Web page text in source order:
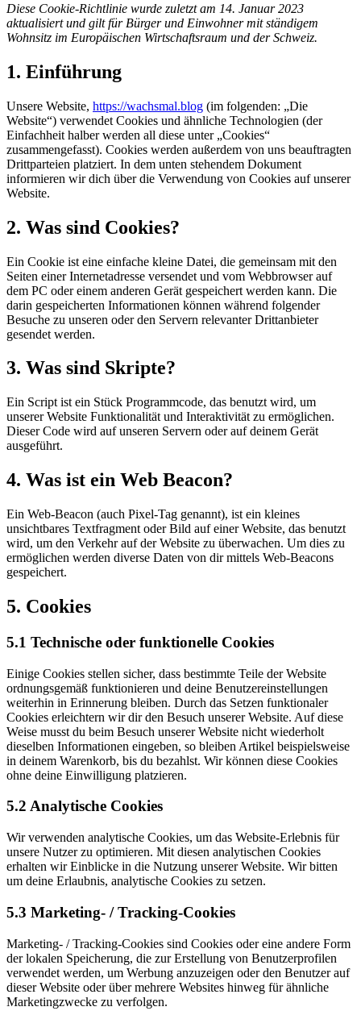
Diese Cookie-Richtlinie wurde zuletzt am 14. Januar 2023
aktualisiert und gilt für Bürger und Einwohner mit ständigem
Wohnsitz im Europäischen Wirtschaftsraum und der Schweiz.
1. Einführung
Unsere Website, https://wachsmal.blog (im folgenden: „Die
Website“) verwendet Cookies und ähnliche Technologien (der
Einfachheit halber werden all diese unter „Cookies“
zusammengefasst). Cookies werden außerdem von uns beauftragten
Drittparteien platziert. In dem unten stehendem Dokument
informieren wir dich über die Verwendung von Cookies auf unserer
Website.
2. Was sind Cookies?
Ein Cookie ist eine einfache kleine Datei, die gemeinsam mit den
Seiten einer Internetadresse versendet und vom Webbrowser auf
dem PC oder einem anderen Gerät gespeichert werden kann. Die
darin gespeicherten Informationen können während folgender
Besuche zu unseren oder den Servern relevanter Drittanbieter
gesendet werden.
3. Was sind Skripte?
Ein Script ist ein Stück Programmcode, das benutzt wird, um
unserer Website Funktionalität und Interaktivität zu ermöglichen.
Dieser Code wird auf unseren Servern oder auf deinem Gerät
ausgeführt.
4. Was ist ein Web Beacon?
Ein Web-Beacon (auch Pixel-Tag genannt), ist ein kleines
unsichtbares Textfragment oder Bild auf einer Website, das benutzt
wird, um den Verkehr auf der Website zu überwachen. Um dies zu
ermöglichen werden diverse Daten von dir mittels Web-Beacons
gespeichert.
5. Cookies
5.1 Technische oder funktionelle Cookies
Einige Cookies stellen sicher, dass bestimmte Teile der Website
ordnungsgemäß funktionieren und deine Benutzereinstellungen
weiterhin in Erinnerung bleiben. Durch das Setzen funktionaler
Cookies erleichtern wir dir den Besuch unserer Website. Auf diese
Weise musst du beim Besuch unserer Website nicht wiederholt
dieselben Informationen eingeben, so bleiben Artikel beispielsweise
in deinem Warenkorb, bis du bezahlst. Wir können diese Cookies
ohne deine Einwilligung platzieren.
5.2 Analytische Cookies
Wir verwenden analytische Cookies, um das Website-Erlebnis für
unsere Nutzer zu optimieren. Mit diesen analytischen Cookies
erhalten wir Einblicke in die Nutzung unserer Website. Wir bitten
um deine Erlaubnis, analytische Cookies zu setzen.
5.3 Marketing- / Tracking-Cookies
Marketing- / Tracking-Cookies sind Cookies oder eine andere Form
der lokalen Speicherung, die zur Erstellung von Benutzerprofilen
verwendet werden, um Werbung anzuzeigen oder den Benutzer auf
dieser Website oder über mehrere Websites hinweg für ähnliche
Marketingzwecke zu verfolgen.